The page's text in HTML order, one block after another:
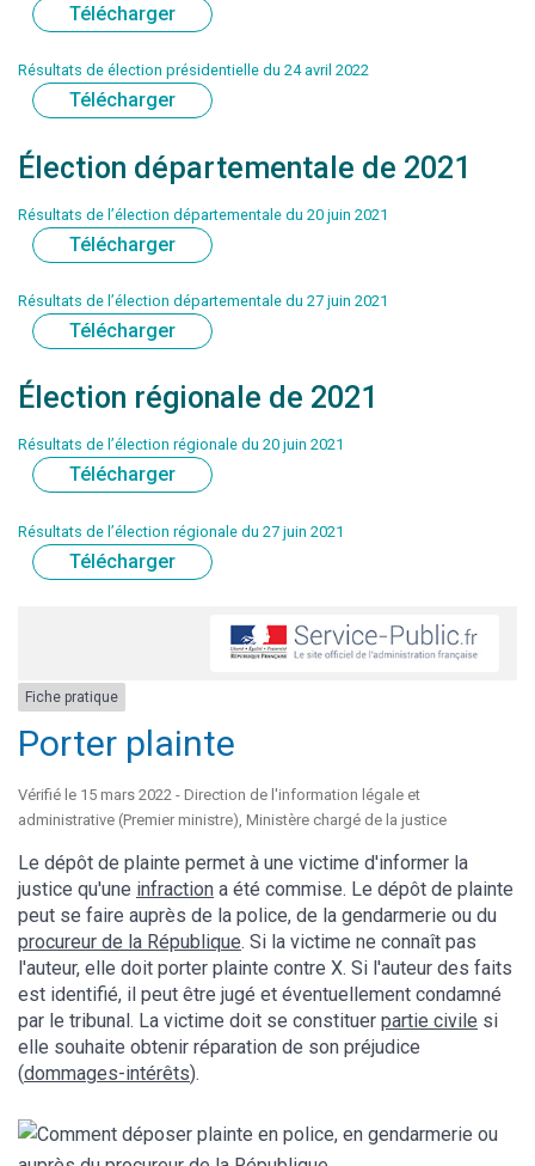
Télécharger
Résultats de élection présidentielle du 24 avril 2022
Télécharger
Élection départementale de 2021
Résultats de l’élection départementale du 20 juin 2021
Télécharger
Résultats de l’élection départementale du 27 juin 2021
Télécharger
Élection régionale de 2021
Résultats de l’élection régionale du 20 juin 2021
Télécharger
Résultats de l’élection régionale du 27 juin 2021
Télécharger
Fiche pratique
Porter plainte
Vérifié le 15 mars 2022 - Direction de l'information légale et
administrative (Premier ministre), Ministère chargé de la justice
Le dépôt de plainte permet à une victime d'informer la
justice qu'une infraction a été commise. Le dépôt de plainte
peut se faire auprès de la police, de la gendarmerie ou du
procureur de la République. Si la victime ne connaît pas
l'auteur, elle doit porter plainte contre X. Si l'auteur des faits
est identifié, il peut être jugé et éventuellement condamné
par le tribunal. La victime doit se constituer partie civile si
elle souhaite obtenir réparation de son préjudice
(dommages-intérêts).